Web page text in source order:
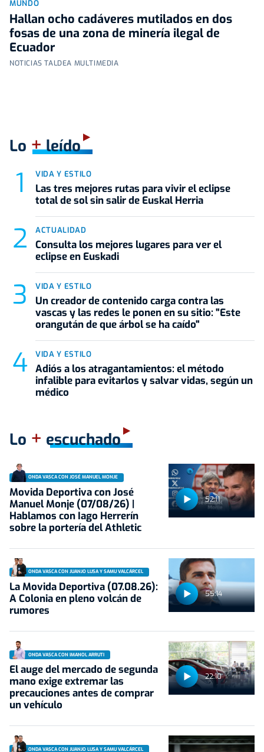
MUNDO
Hallan ocho cadáveres mutilados en dos
fosas de una zona de minería ilegal de
Ecuador
NOTICIAS TALDEA MULTIMEDIA
Lo +leído
VIDA Y ESTILO
Las tres mejores rutas para vivir el eclipse
total de sol sin salir de Euskal Herria
ACTUALIDAD
Consulta los mejores lugares para ver el
eclipse en Euskadi
VIDA Y ESTILO
Un creador de contenido carga contra las
vascas y las redes le ponen en su sitio: "Este
orangután de que árbol se ha caído"
VIDA Y ESTILO
Adiós a los atragantamientos: el método
infalible para evitarlos y salvar vidas, según un
médico
Lo + escuchado
52:11
ONDA VASCA CON JOSÉ MANUEL MONJE
Movida Deportiva con José
Manuel Monje (07/08/26) |
Hablamos con Iago Herrerín
sobre la portería del Athletic
55:14
ONDA VASCA CON JUANJO LUSA Y SAMU VALCÁRCEL
La Movida Deportiva (07.08.26):
A Colonia en pleno volcán de
rumores
22:10
ONDA VASCA CON IMANOL ARRUTI
El auge del mercado de segunda
mano exige extremar las
precauciones antes de comprar
un vehículo
ONDA VASCA CON JUANJO LUSA Y SAMU VALCÁRCEL